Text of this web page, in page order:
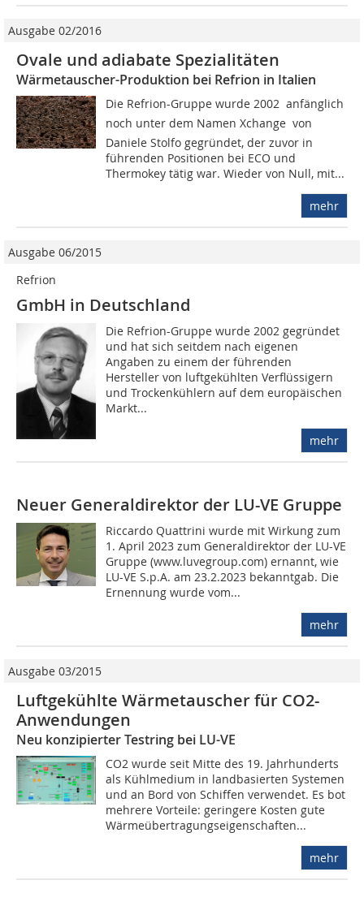
Ausgabe 02/2016
Ovale und adiabate Spezialitäten
Wärmetauscher-Produktion bei Refrion in Italien
Die Refrion-Gruppe wurde 2002  anfänglich
noch unter dem Namen Xchange  von
Daniele Stolfo gegründet, der zuvor in
führenden Positionen bei ECO und
Thermokey tätig war. Wieder von Null, mit...
mehr
Ausgabe 06/2015
Refrion
GmbH in Deutschland
Die Refrion-Gruppe wurde 2002 gegründet
und hat sich seitdem nach eigenen
Angaben zu einem der führenden
Hersteller von luftgekühlten Verflüssigern
und Trockenkühlern auf dem europäischen
Markt...
mehr
Neuer Generaldirektor der LU-VE Gruppe
Riccardo Quattrini wurde mit Wirkung zum
1. April 2023 zum Generaldirektor der LU-VE
Gruppe (www.luvegroup.com) ernannt, wie
LU-VE S.p.A. am 23.2.2023 bekanntgab. Die
Ernennung wurde vom...
mehr
Ausgabe 03/2015
Luftgekühlte Wärmetauscher für CO2-
Anwendungen
Neu konzipierter Testring bei LU-VE
CO2 wurde seit Mitte des 19. Jahrhunderts
als Kühlmedium in landbasierten Systemen
und an Bord von Schiffen verwendet. Es bot
mehrere Vorteile: geringere Kosten gute
Wärmeübertragungseigenschaften...
mehr